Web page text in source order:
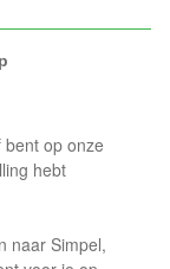
op onze
hebt
naar Simpel,